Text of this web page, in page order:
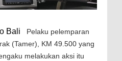
Bali Pelaku pelemparan
(Tamer), KM 49.500 yang
melakukan aksi itu